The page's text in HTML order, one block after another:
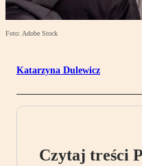
Foto: Adobe Stock
Katarzyna Dulewicz
Czytaj treści